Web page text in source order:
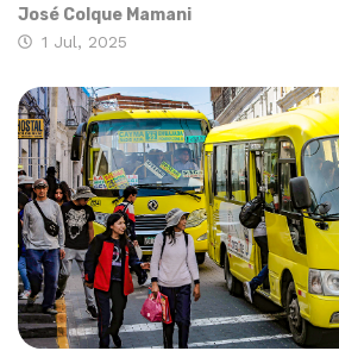
José Colque Mamani
1 Jul, 2025